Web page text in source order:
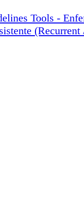
Tools -
(Recurrent